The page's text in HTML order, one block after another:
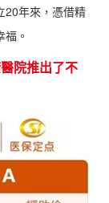
20年來，憑借精
。
院推出了不